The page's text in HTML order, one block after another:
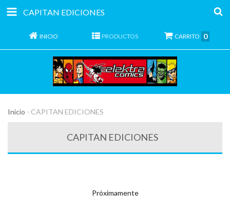
CAPITAN EDICIONES
INICIO PRODUCTOS CARRITO 0
Inicio - CAPITAN EDICIONES
CAPITAN EDICIONES
Próximamente